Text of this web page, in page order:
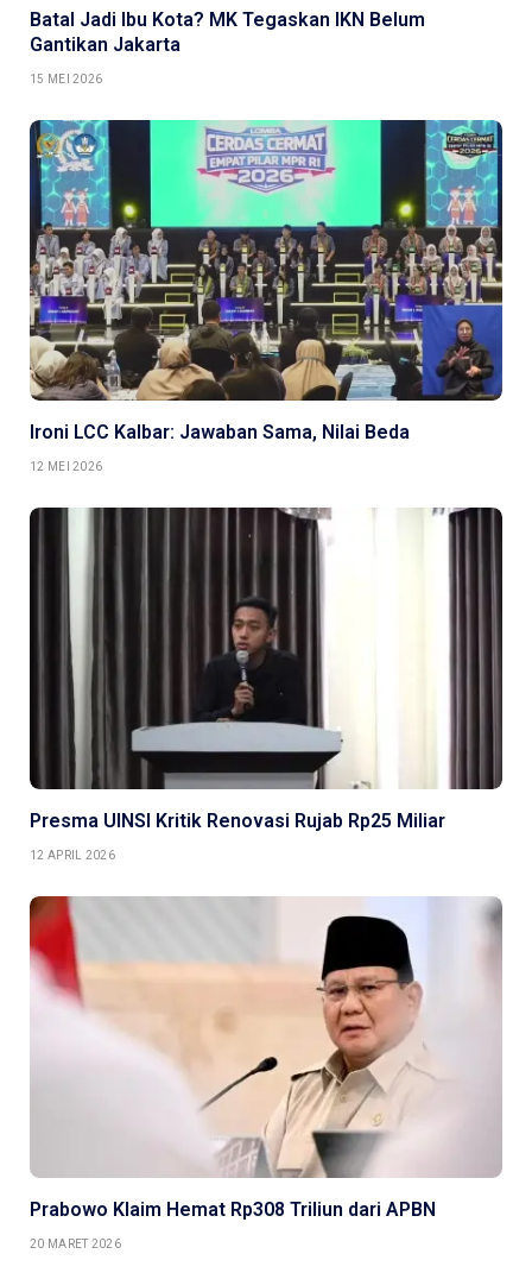
Batal Jadi Ibu Kota? MK Tegaskan IKN Belum
Gantikan Jakarta
15 MEI 2026
Ironi LCC Kalbar: Jawaban Sama, Nilai Beda
12 MEI 2026
Presma UINSI Kritik Renovasi Rujab Rp25 Miliar
12 APRIL 2026
Prabowo Klaim Hemat Rp308 Triliun dari APBN
20 MARET 2026